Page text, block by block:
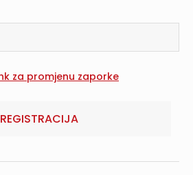
REGISTRACIJA